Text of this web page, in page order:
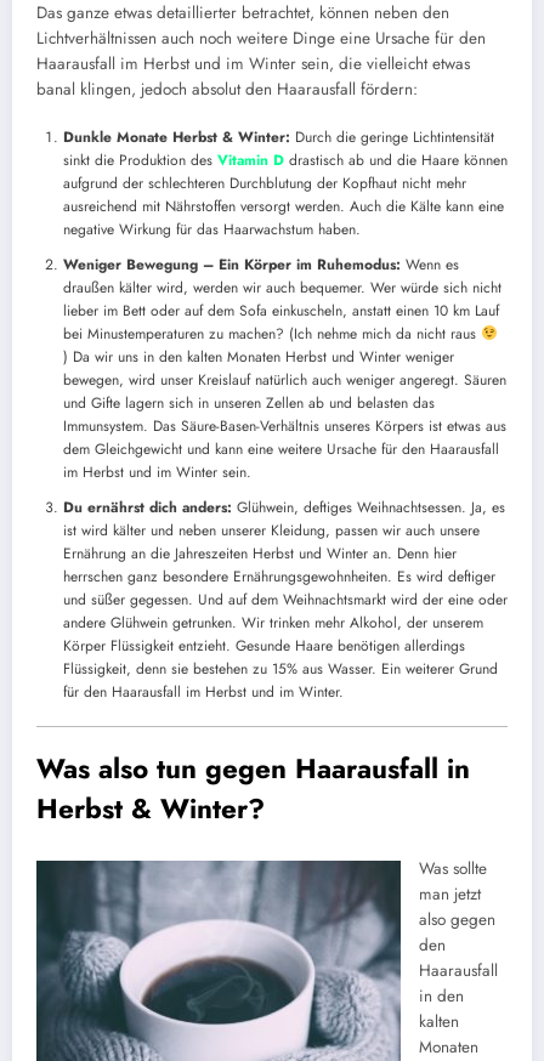
Das ganze etwas detaillierter betrachtet, können neben den
Lichtverhältnissen auch noch weitere Dinge eine Ursache für den
Haarausfall im Herbst und im Winter sein, die vielleicht etwas
banal klingen, jedoch absolut den Haarausfall fördern:
Dunkle Monate Herbst & Winter: Durch die geringe Lichtintensität
sinkt die Produktion des Vitamin D drastisch ab und die Haare können
aufgrund der schlechteren Durchblutung der Kopfhaut nicht mehr
ausreichend mit Nährstoffen versorgt werden. Auch die Kälte kann eine
negative Wirkung für das Haarwachstum haben.
Weniger Bewegung – Ein Körper im Ruhemodus: Wenn es
draußen kälter wird, werden wir auch bequemer. Wer würde sich nicht
lieber im Bett oder auf dem Sofa einkuscheln, anstatt einen 10 km Lauf
bei Minustemperaturen zu machen? (Ich nehme mich da nicht raus
) Da wir uns in den kalten Monaten Herbst und Winter weniger
bewegen, wird unser Kreislauf natürlich auch weniger angeregt. Säuren
und Gifte lagern sich in unseren Zellen ab und belasten das
Immunsystem. Das Säure-Basen-Verhältnis unseres Körpers ist etwas aus
dem Gleichgewicht und kann eine weitere Ursache für den Haarausfall
im Herbst und im Winter sein.
Du ernährst dich anders: Glühwein, deftiges Weihnachtsessen. Ja, es
ist wird kälter und neben unserer Kleidung, passen wir auch unsere
Ernährung an die Jahreszeiten Herbst und Winter an. Denn hier
herrschen ganz besondere Ernährungsgewohnheiten. Es wird deftiger
und süßer gegessen. Und auf dem Weihnachtsmarkt wird der eine oder
andere Glühwein getrunken. Wir trinken mehr Alkohol, der unserem
Körper Flüssigkeit entzieht. Gesunde Haare benötigen allerdings
Flüssigkeit, denn sie bestehen zu 15% aus Wasser. Ein weiterer Grund
für den Haarausfall im Herbst und im Winter.
Was also tun gegen Haarausfall in
Herbst & Winter?
Was sollte
man jetzt
also gegen
den
Haarausfall
in den
kalten
Monaten